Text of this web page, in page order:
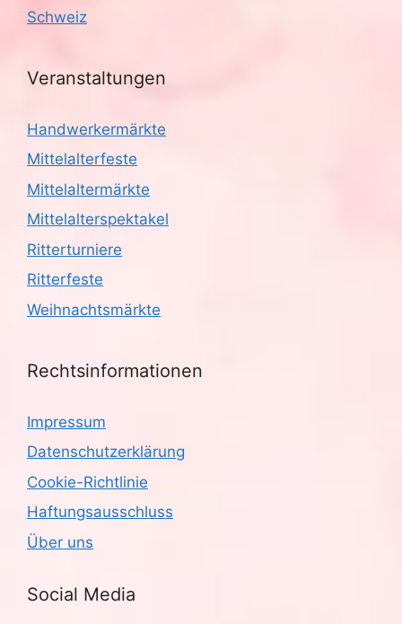
Schweiz
Veranstaltungen
Handwerkermärkte
Mittelalterfeste
Mittelaltermärkte
Mittelalterspektakel
Ritterturniere
Ritterfeste
Weihnachtsmärkte
Rechtsinformationen
Impressum
Datenschutzerklärung
Cookie-Richtlinie
Haftungsausschluss
Über uns
Social Media